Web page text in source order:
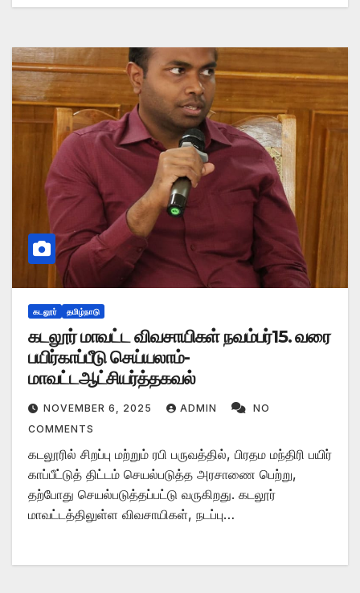
கடலூர் தமிழ்நாடு
கடலூர் மாவட்ட விவசாயிகள் நவம்பர்15. வரை
பயிர்காப்பீடு செய்யலாம்-
மாவட்டஆட்சியர்த்தகவல்
NOVEMBER 6, 2025 ADMIN
NO
COMMENTS
கடலூரில் சிறப்பு மற்றும் ரபி பருவத்தில், பிரதம மந்திரி பயிர்
காப்பீட்டுத் திட்டம் செயல்படுத்த அரசாணை பெற்று,
தற்போது செயல்படுத்தப்பட்டு வருகிறது. கடலூர்
மாவட்டத்திலுள்ள விவசாயிகள், நடப்பு…